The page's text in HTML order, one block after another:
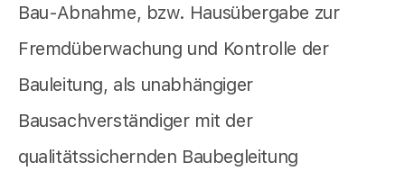
Bau-Abnahme, bzw. Hausübergabe zur
Fremdüberwachung und Kontrolle der
Bauleitung, als unabhängiger
Bausachverständiger mit der
qualitätssichernden Baubegleitung